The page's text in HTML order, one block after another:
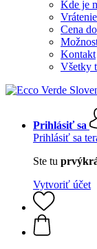
Kde je
Cena
Kontakt
Všetky
Prihlásiť sa
Prihlásiť sa
Ste tu
Vytvoriť účet